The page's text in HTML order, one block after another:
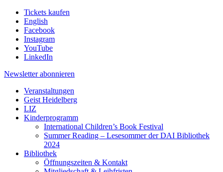
Tickets kaufen
English
Facebook
Instagram
YouTube
LinkedIn
Newsletter abonnieren
Veranstaltungen
Geist Heidelberg
LIZ
Kinderprogramm
International Children’s Book Festival
Summer Reading – Lesesommer der DAI Bibliothek
2024
Bibliothek
Öffnungszeiten & Kontakt